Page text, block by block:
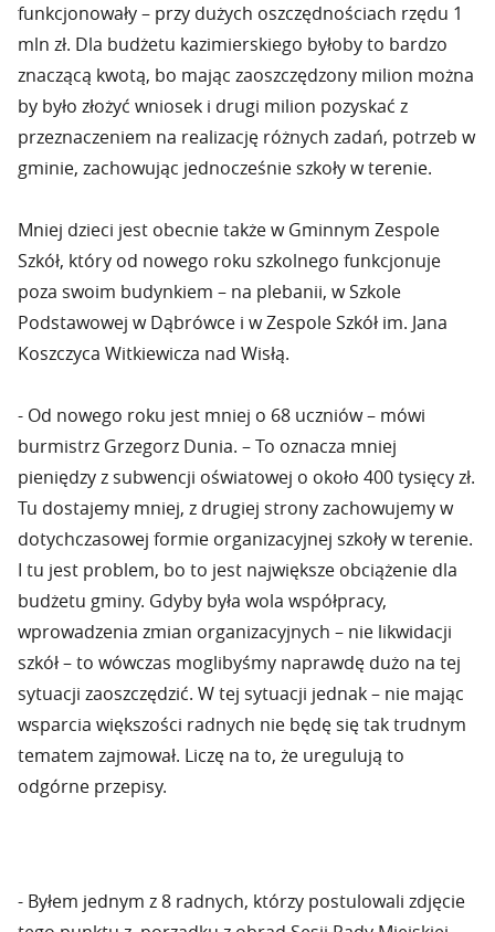
funkcjonowały – przy dużych oszczędnościach rzędu 1
mln zł. Dla budżetu kazimierskiego byłoby to bardzo
znaczącą kwotą, bo mając zaoszczędzony milion można
by było złożyć wniosek i drugi milion pozyskać z
przeznaczeniem na realizację różnych zadań, potrzeb w
gminie, zachowując jednocześnie szkoły w terenie.
Mniej dzieci jest obecnie także w Gminnym Zespole
Szkół, który od nowego roku szkolnego funkcjonuje
poza swoim budynkiem – na plebanii, w Szkole
Podstawowej w Dąbrówce i w Zespole Szkół im. Jana
Koszczyca Witkiewicza nad Wisłą.
- Od nowego roku jest mniej o 68 uczniów – mówi
burmistrz Grzegorz Dunia. – To oznacza mniej
pieniędzy z subwencji oświatowej o około 400 tysięcy zł.
Tu dostajemy mniej, z drugiej strony zachowujemy w
dotychczasowej formie organizacyjnej szkoły w terenie.
I tu jest problem, bo to jest największe obciążenie dla
budżetu gminy. Gdyby była wola współpracy,
wprowadzenia zmian organizacyjnych – nie likwidacji
szkół – to wówczas moglibyśmy naprawdę dużo na tej
sytuacji zaoszczędzić. W tej sytuacji jednak – nie mając
wsparcia większości radnych nie będę się tak trudnym
tematem zajmował. Liczę na to, że uregulują to
odgórne przepisy.
- Byłem jednym z 8 radnych, którzy postulowali zdjęcie